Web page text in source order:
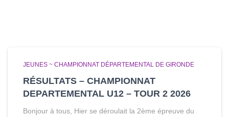
JEUNES ~ CHAMPIONNAT DÉPARTEMENTAL DE GIRONDE
RÉSULTATS – CHAMPIONNAT
DEPARTEMENTAL U12 – TOUR 2 2026
Bonjour à tous, Hier se déroulait la 2ème épreuve du